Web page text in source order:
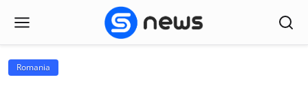
Romania